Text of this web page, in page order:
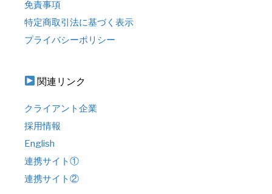
免責事項
特定商取引法に基づく表示
プライバシーポリシー
関連リンク
クライアント企業
採用情報
English
連携サイト①
連携サイト②